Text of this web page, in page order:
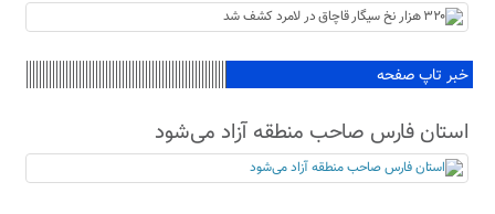
خبر تاپ صفحه
استان فارس صاحب منطقه آزاد می‌شود